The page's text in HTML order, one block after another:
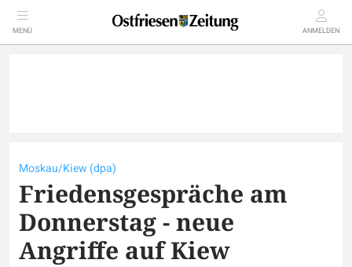
MENÜ ANMELDEN
Moskau/Kiew (dpa)
Friedensgespräche am
Donnerstag - neue
Angriffe auf Kiew